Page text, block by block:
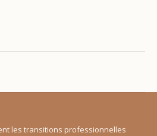
les transitions professionnelles